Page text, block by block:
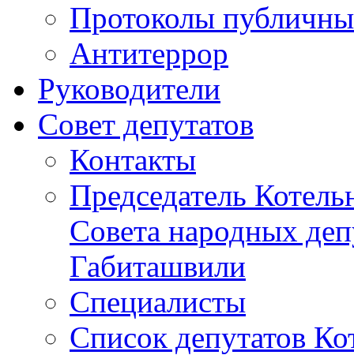
Протоколы
Антитеррор
Руководители
Совет депутатов
Контакты
Председатель
Совета народных
Габиташвили
Специалисты
Список депутатов